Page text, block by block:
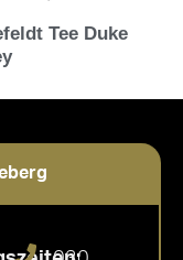
Tee Duke